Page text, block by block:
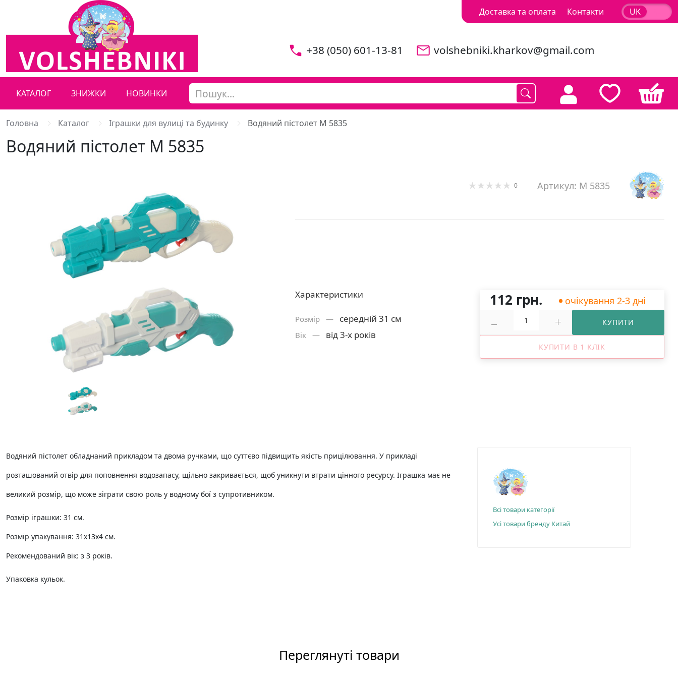
Доставка та оплата Контакти UK
+38 (050) 601-13-81 volshebniki.kharkov@gmail.com
КАТАЛОГ ЗНИЖКИ НОВИНКИ
Головна Каталог Іграшки для вулиці та будинку Водяний пістолет M 5835
Водяний пістолет M 5835
0 Артикул: M 5835
Характеристики
Розмiр — середній 31 см
Вік — від 3-х років
112 грн. очікування 2-3 дні
КУПИТИ
КУПИТИ В 1 КЛІК
Водяний пістолет обладнаний прикладом та двома ручками, що суттєво підвищить якість прицілювання. У прикладі
розташований отвір для поповнення водозапасу, щільно закривається, щоб уникнути втрати цінного ресурсу. Іграшка має не
великий розмір, що може зіграти свою роль у водному бої з супротивником.
Розмір іграшки: 31 см.
Розмір упакування: 31х13х4 см.
Рекомендований вік: з 3 років.
Упаковка кульок.
Всі товари категорії
Усі товари бренду Китай
Переглянуті товари